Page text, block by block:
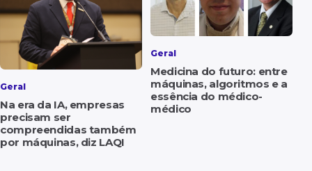
Geral
Na era da IA, empresas
precisam ser
compreendidas também
por máquinas, diz LAQI
Geral
Medicina do futuro: entre
máquinas, algoritmos e a
essência do médico-
médico